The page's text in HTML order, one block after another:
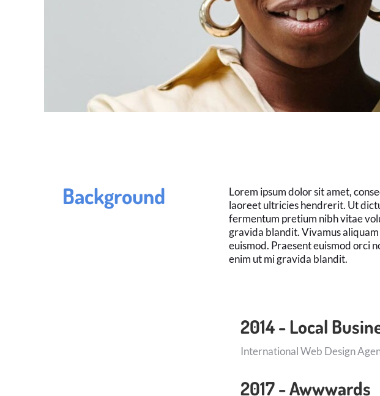
Background
Lorem ipsum dolor sit amet,
laoreet ultricies hendrerit. Ut
fermentum pretium nibh vitae
gravida blandit. Vivamus
euismod. Praesent euismod orci
enim ut mi gravida blandit.
2014 - Local
International Web Design
2017 - Awwwards